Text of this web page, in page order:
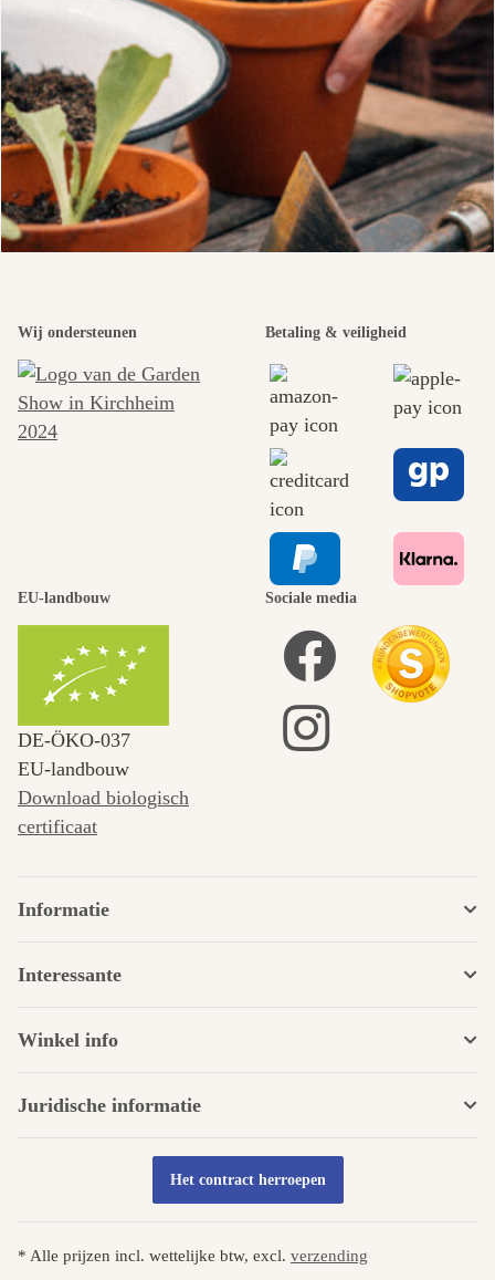
Wij ondersteunen Betaling & veiligheid
EU-landbouw
DE‑ÖKO‑037
EU-landbouw
Download biologisch
certificaat
Sociale media
Informatie
Interessante
Winkel info
Juridische informatie
Het contract herroepen
* Alle prijzen incl. wettelijke btw, excl. verzending